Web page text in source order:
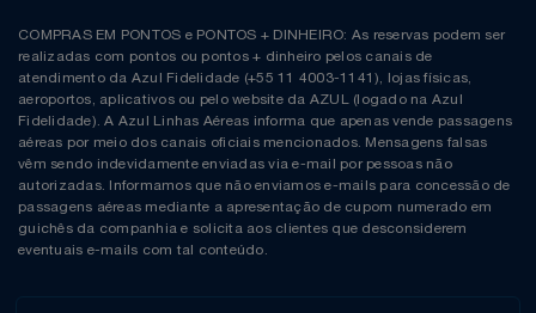
COMPRAS EM PONTOS e PONTOS + DINHEIRO: As reservas podem ser
realizadas com pontos ou pontos + dinheiro pelos canais de
atendimento da Azul Fidelidade (+55 11 4003-1141), lojas físicas,
aeroportos, aplicativos ou pelo website da AZUL (logado na Azul
Fidelidade). A Azul Linhas Aéreas informa que apenas vende passagens
aéreas por meio dos canais oficiais mencionados. Mensagens falsas
vêm sendo indevidamente enviadas via e-mail por pessoas não
autorizadas. Informamos que não enviamos e-mails para concessão de
passagens aéreas mediante a apresentação de cupom numerado em
guichês da companhia e solicita aos clientes que desconsiderem
eventuais e-mails com tal conteúdo.